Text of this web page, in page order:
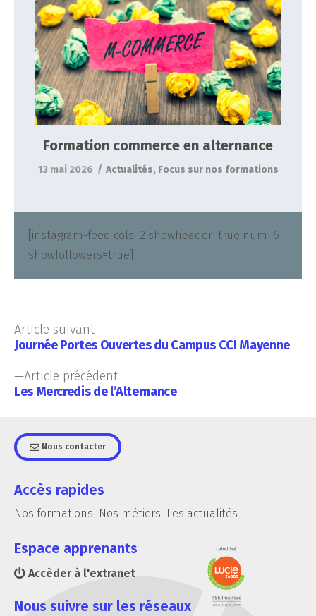
Formation commerce en alternance
Actualités Focus sur nos formations
Formation commerce en alternance
13 mai 2026 Actualités, Focus sur nos formations
[instagram-feed cols=2 showheader=true num=6
showfollowers=true]
Article précédent
Les Mercredis de l’Alternance
Article suivant
Journée Portes Ouvertes du Campus CCI Mayenne
Nous contacter
Accès rapides
Nos formations Nos métiers Les actualités
Espace apprenants
Accèder à l'extranet
Nous suivre sur les réseaux